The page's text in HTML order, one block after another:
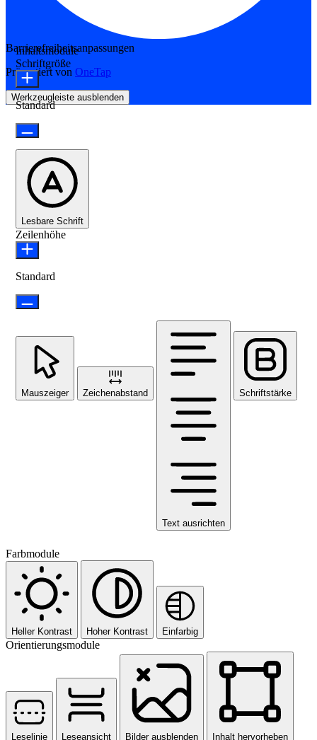
Barrierefreiheitsanpassungen
Präsentiert von OneTap
Werkzeugleiste ausblenden
Inhaltsmodule
Schriftgröße
Standard
Lesbare Schrift
Zeilenhöhe
Standard
Mauszeiger Zeichenabstand
Text ausrichten
Schriftstärke
Farbmodule
Heller Kontrast Hoher Kontrast Einfarbig
Orientierungsmodule
Leselinie Leseansicht Bilder ausblenden Inhalt hervorheben